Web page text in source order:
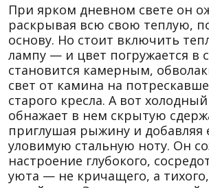
При ярком дневном свете он
раскрывая всю свою теплую,
основу. Но стоит включить
лампу — и цвет погружается в
становится камерным,
свет от камина на
старого кресла. А вот
обнажает в нем скрытую
приглушая рыжину и добавляя
уловимую стальную ноту. Он
настроение глубокого,
уюта — не кричащего, а